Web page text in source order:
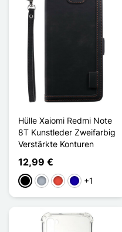
Hülle Xaiomi Redmi Note
8T Kunstleder Zweifarbig
Verstärkte Konturen
12,99 €
Schwarz
GrauRot Dunkelblau
+1